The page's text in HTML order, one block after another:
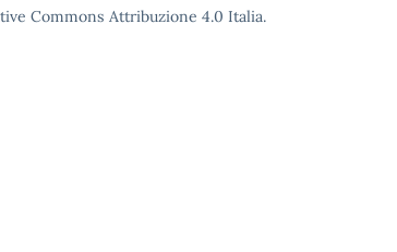
Commons Attribuzione 4.0 Italia.